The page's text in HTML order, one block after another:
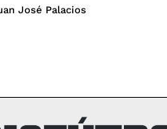
José Palacios